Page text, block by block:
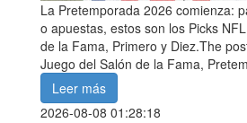
La Pretemporada 2026 comienza:
o apuestas, estos son los Picks
de la Fama, Primero y Diez.The
Juego del Salón de la Fama,
Leer más
2026-08-08 01:28:18